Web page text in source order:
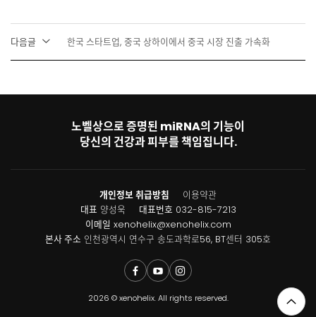
다음글 한국 스타트업, 중국 상하이에서 중국 시장 진출 가속화
노벨상으로 증명된 miRNA의 기능이
당신의 건강과 피부를 책임집니다.
개인정보 취급방침
이용약관
대표 양성욱 대표번호 032-815-7213
이메일 xenohelix@xenohelix.com
본사 주소 인천광역시 연수구 송도과학로56, BT센터 305호
2026 © xenohelix. All rights reserved.